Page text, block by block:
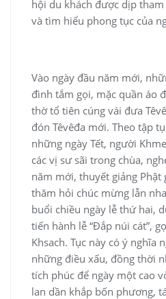
hội du khách được dịp
và tìm hiểu phong tục của
Vào ngày đầu năm mới,
đình tắm gọi, mặc quần áo
thờ tổ tiên cúng vái đưa
đón Têvêđa mới. Theo tập
những ngày Tết, người
các vị sư sãi trong chùa,
năm mới, thuyết giảng Phật
thăm hỏi chúc mừng lẫn
buổi chiều ngày lễ thứ hai,
tiến hành lễ “Đắp núi cát”,
Khsach. Tục này có ý nghĩa
những điều xấu, đồng thời
tích phúc để ngày một cao
lan dần khắp bốn phương,